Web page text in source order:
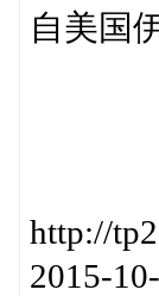
自美国
http://
2015-